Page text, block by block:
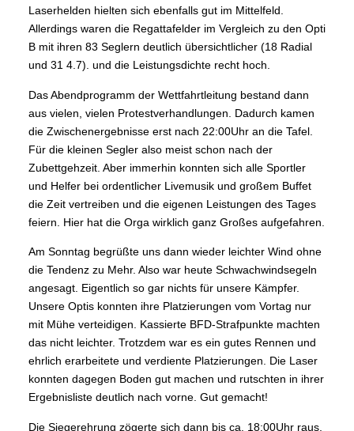
Laserhelden hielten sich ebenfalls gut im Mittelfeld.
Allerdings waren die Regattafelder im Vergleich zu den Opti
B mit ihren 83 Seglern deutlich übersichtlicher (18 Radial
und 31 4.7). und die Leistungsdichte recht hoch.
Das Abendprogramm der Wettfahrtleitung bestand dann
aus vielen, vielen Protestverhandlungen. Dadurch kamen
die Zwischenergebnisse erst nach 22:00Uhr an die Tafel.
Für die kleinen Segler also meist schon nach der
Zubettgehzeit. Aber immerhin konnten sich alle Sportler
und Helfer bei ordentlicher Livemusik und großem Buffet
die Zeit vertreiben und die eigenen Leistungen des Tages
feiern. Hier hat die Orga wirklich ganz Großes aufgefahren.
Am Sonntag begrüßte uns dann wieder leichter Wind ohne
die Tendenz zu Mehr. Also war heute Schwachwindsegeln
angesagt. Eigentlich so gar nichts für unsere Kämpfer.
Unsere Optis konnten ihre Platzierungen vom Vortag nur
mit Mühe verteidigen. Kassierte BFD-Strafpunkte machten
das nicht leichter. Trotzdem war es ein gutes Rennen und
ehrlich erarbeitete und verdiente Platzierungen. Die Laser
konnten dagegen Boden gut machen und rutschten in ihrer
Ergebnisliste deutlich nach vorne. Gut gemacht!
Die Siegerehrung zögerte sich dann bis ca. 18:00Uhr raus,